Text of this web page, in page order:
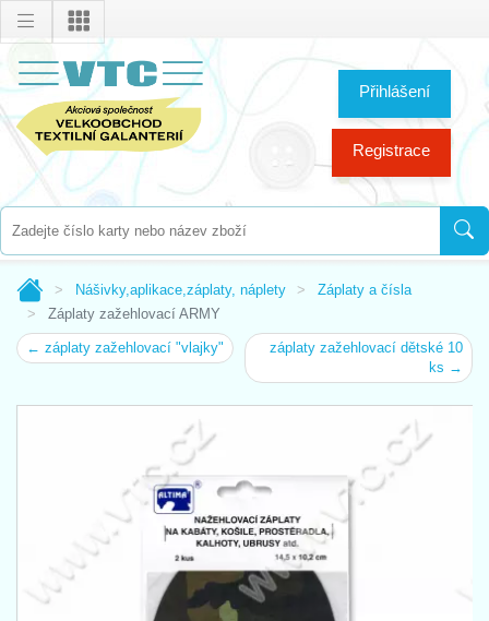
Přihlášení
Registrace
Nášivky,aplikace,záplaty, náplety
Záplaty a čísla
Záplaty zažehlovací ARMY
← záplaty zažehlovací "vlajky"
záplaty zažehlovací dětské 10
ks →